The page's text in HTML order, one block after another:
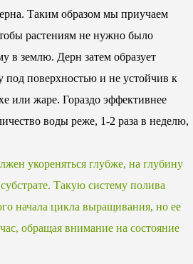
Таким образом мы приучаем
растениям не нужно было
в землю. Дерн затем образует
под поверхностью и не устойчив к
или жаре. Гораздо эффективнее
воды реже, 1-2 раза в неделю,
укореняться глубже, на глубину
Такую систему полива
начала цикла выращивания, но ее
обращая внимание на состояние